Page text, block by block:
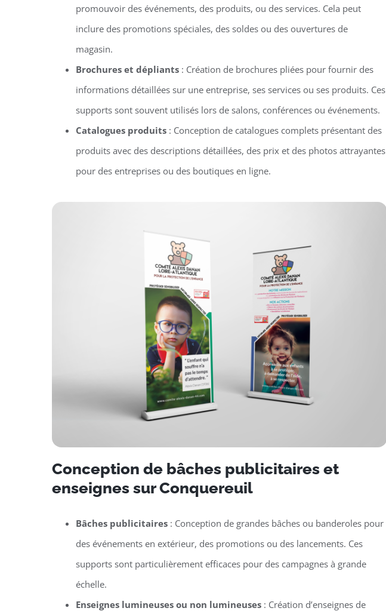
promouvoir des événements, des produits, ou des services. Cela peut
inclure des promotions spéciales, des soldes ou des ouvertures de
magasin.
Brochures et dépliants: Création de brochures pliées pour fournir des
informations détaillées sur une entreprise, ses services ou ses produits. Ces
supports sont souvent utilisés lors de salons, conférences ou événements.
Catalogues produits: Conception de catalogues complets présentant des
produits avec des descriptions détaillées, des prix et des photos attrayantes
pour des entreprises ou des boutiques en ligne.
Conception de bâches publicitaires et
enseignes sur Conquereuil
Bâches publicitaires: Conception de grandes bâches ou banderoles pour
des événements en extérieur, des promotions ou des lancements. Ces
supports sont particulièrement efficaces pour des campagnes à grande
échelle.
Enseignes lumineuses ou non lumineuses: Création d’enseignes de